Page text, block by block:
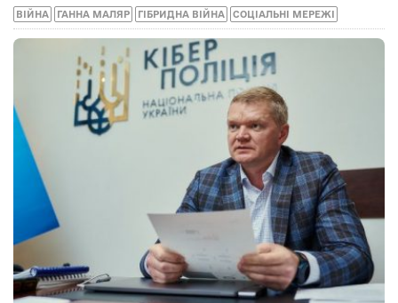
ВІЙНА ГАННА МАЛЯР ГІБРИДНА ВІЙНА СОЦІАЛЬНІ МЕРЕЖІ